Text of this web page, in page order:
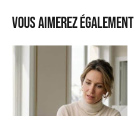
Vous aimerez également